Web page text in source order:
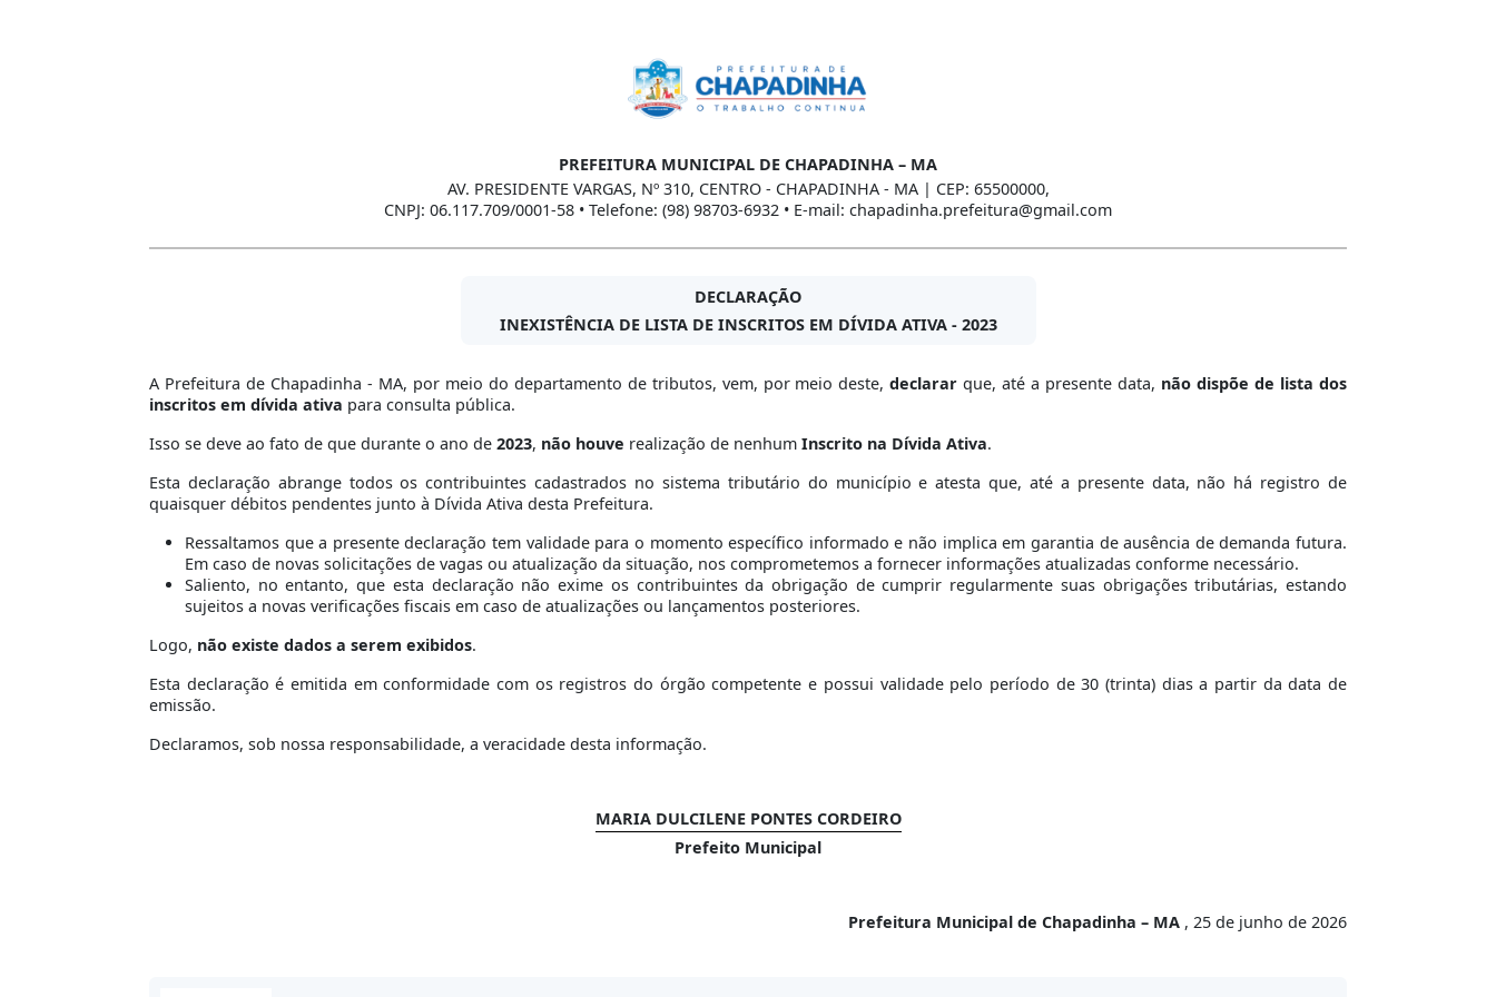
PREFEITURA MUNICIPAL DE CHAPADINHA – MA
AV. PRESIDENTE VARGAS, Nº 310, CENTRO - CHAPADINHA - MA | CEP: 65500000,
CNPJ: 06.117.709/0001-58 • Telefone: (98) 98703-6932 • E-mail: chapadinha.prefeitura@gmail.com
DECLARAÇÃO
INEXISTÊNCIA DE LISTA DE INSCRITOS EM DÍVIDA ATIVA - 2023
A Prefeitura de Chapadinha - MA, por meio do departamento de tributos, vem, por meio deste,declarar que, até a presente data, não dispõe de lista dos
inscritos em dívida ativa para consulta pública.
Isso se deve ao fato de que durante o ano de 2023, não houve realização de nenhum Inscrito na Dívida Ativa.
Esta declaração abrange todos os contribuintes cadastrados no sistema tributário do município e atesta que, até a presente data, não há registro de
quaisquer débitos pendentes junto à Dívida Ativa desta Prefeitura.
Ressaltamos que a presente declaração tem validade para o momento específico informado e não implica em garantia de ausência de demanda futura.
Em caso de novas solicitações de vagas ou atualização da situação, nos comprometemos a fornecer informações atualizadas conforme necessário.
Saliento, no entanto, que esta declaração não exime os contribuintes da obrigação de cumprir regularmente suas obrigações tributárias, estando
sujeitos a novas verificações fiscais em caso de atualizações ou lançamentos posteriores.
Logo, não existe dados a serem exibidos.
Esta declaração é emitida em conformidade com os registros do órgão competente e possui validade pelo período de 30 (trinta) dias a partir da data de
emissão.
Declaramos, sob nossa responsabilidade, a veracidade desta informação.
MARIA DULCILENE PONTES CORDEIRO
Prefeito Municipal
Prefeitura Municipal de Chapadinha – MA , 25 de junho de 2026